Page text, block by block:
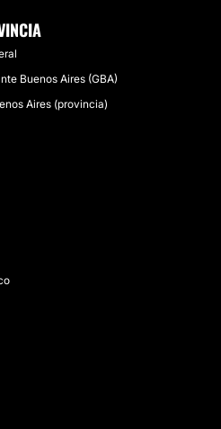
Buenos Aires (GBA)
Aires (provincia)